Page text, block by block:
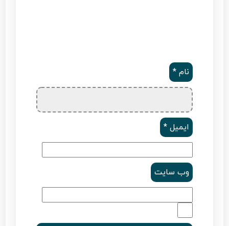
نام*
ایمیل*
وب‌ سایت